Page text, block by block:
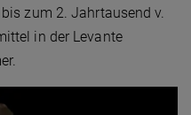
zum 2. Jahrtausend v.
in der Levante